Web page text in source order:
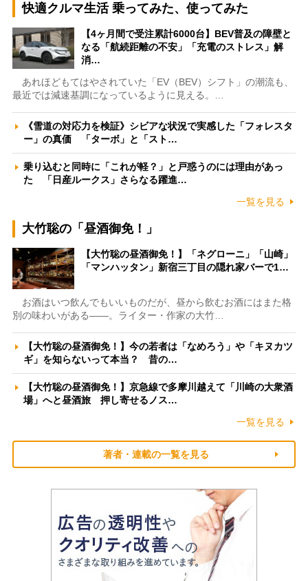
快適クルマ生活 乗ってみた、使ってみた
【4ヶ月間で受注累計6000台】BEV普及の障壁と
なる「航続距離の不安」「充電のストレス」解
消…
あれほどもてはやされていた「EV（BEV）シフト」の潮流も、
最近では減速基調になっているように見える。…
《雪道の対応力を検証》シビアな状況で実感した「フォレスタ
ー」の真価 「ターボ」と「スト…
乗り込むと同時に「これが軽？」と戸惑うのには理由があっ
た 「日産ルークス」さらなる躍進…
一覧を見る
大竹聡の「昼酒御免！」
【大竹聡の昼酒御免！】「ネグローニ」「山崎」
「マンハッタン」新宿三丁目の隠れ家バーで1…
お酒はいつ飲んでもいいものだが、昼から飲むお酒にはまた格
別の味わいがある――。ライター・作家の大竹…
【大竹聡の昼酒御免！】今の若者は「なめろう」や「キヌカツ
ギ」を知らないって本当？ 昔の…
【大竹聡の昼酒御免！】京急線で多摩川越えて「川崎の大衆酒
場」へと昼酒旅 押し寄せるノス…
一覧を見る
著者・連載の一覧を見る